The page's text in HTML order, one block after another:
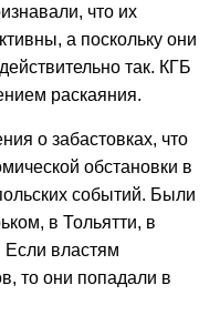
что их
а поскольку они
так. КГБ
раскаяния.
о забастовках, что
обстановки в
событий. Были
в Тольятти, в
Если властям
то они попадали в